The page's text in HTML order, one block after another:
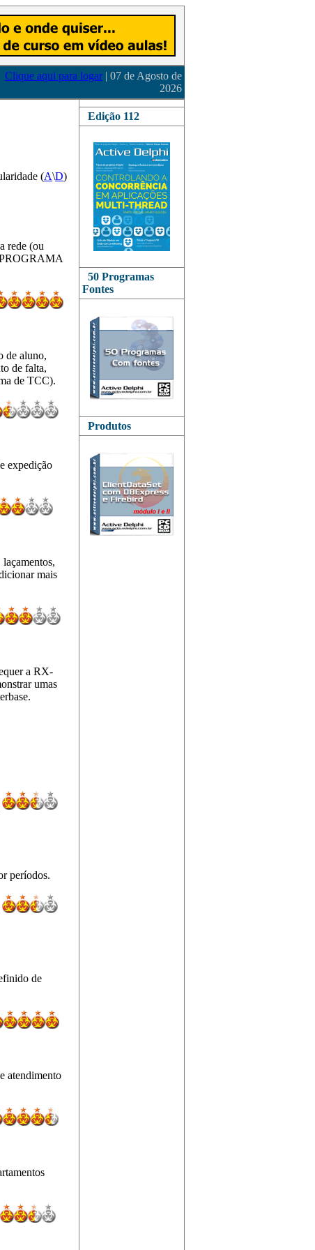
Clique aqui para logar | 07 de Agosto de
2026
(A\D)
rede (ou
PROGRAMA
de aluno,
de falta,
de TCC).
expedição
mais
a RX-
umas
períodos.
de
atendimento
Edição 112
50 Programas
Fontes
Produtos